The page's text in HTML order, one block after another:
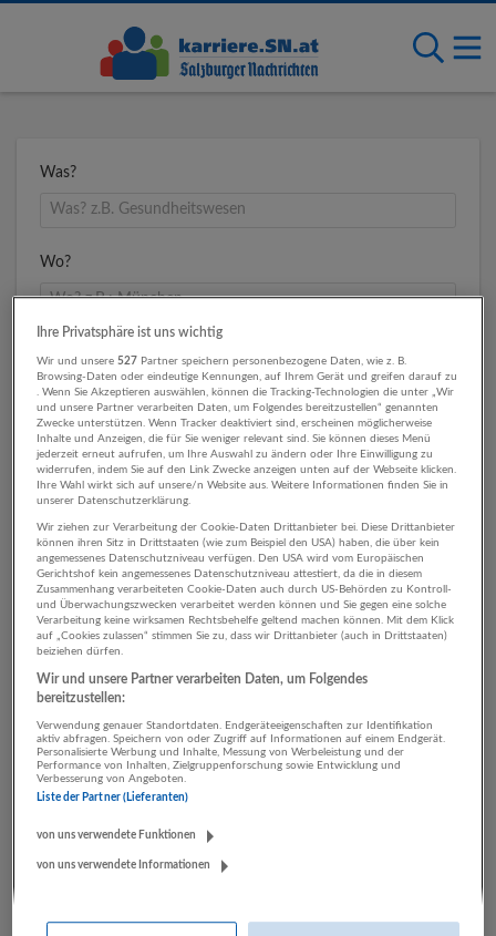
Was?
Wo?
2 Handwerk Land- und
Forstwirtschaft Unternehmen
Bau | Herstellung von Waren | Land- und Forstwirtschaft
Ihre Privatsphäre ist uns wichtig
Wir und unsere527 Partner speichern personenbezogene Daten, wie z. B.
Browsing-Daten oder eindeutige Kennungen, auf Ihrem Gerät und greifen darauf zu
. Wenn Sie Akzeptieren auswählen, können die Tracking-Technologien die unter „Wir
und unsere Partner verarbeiten Daten, um Folgendes bereitzustellen“ genannten
Zwecke unterstützen. Wenn Tracker deaktiviert sind, erscheinen möglicherweise
Inhalte und Anzeigen, die für Sie weniger relevant sind. Sie können dieses Menü
jederzeit erneut aufrufen, um Ihre Auswahl zu ändern oder Ihre Einwilligung zu
widerrufen, indem Sie auf den Link Zwecke anzeigen unten auf der Webseite klicken.
Ihre Wahl wirkt sich auf unsere/n Website aus. Weitere Informationen finden Sie in
unserer Datenschutzerklärung.
Wir ziehen zur Verarbeitung der Cookie-Daten Drittanbieter bei. Diese Drittanbieter
können ihren Sitz in Drittstaaten (wie zum Beispiel den USA) haben, die über kein
angemessenes Datenschutzniveau verfügen. Den USA wird vom Europäischen
Gerichtshof kein angemessenes Datenschutzniveau attestiert, da die in diesem
Zusammenhang verarbeiteten Cookie-Daten auch durch US-Behörden zu Kontroll-
und Überwachungszwecken verarbeitet werden können und Sie gegen eine solche
Verarbeitung keine wirksamen Rechtsbehelfe geltend machen können. Mit dem Klick
auf „Cookies zulassen“ stimmen Sie zu, dass wir Drittanbieter (auch in Drittstaaten)
beiziehen dürfen.
Wir und unsere Partner verarbeiten Daten, um Folgendes
bereitzustellen:
Verwendung genauer Standortdaten. Endgeräteeigenschaften zur Identifikation
aktiv abfragen. Speichern von oder Zugriff auf Informationen auf einem Endgerät.
Personalisierte Werbung und Inhalte, Messung von Werbeleistung und der
Performance von Inhalten, Zielgruppenforschung sowie Entwicklung und
Verbesserung von Angeboten.
Liste der Partner (Lieferanten)
von uns verwendete Funktionen
von uns verwendete Informationen